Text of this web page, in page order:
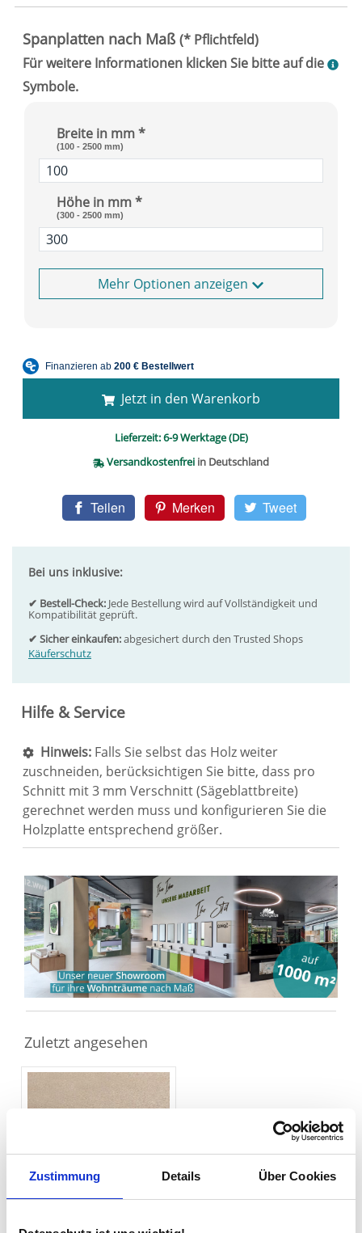
Zustimmung Details Über Cookies
Sie haben gelesen: Spanplatte roh 28 mm kaufen
Hilfe & Service
Hinweis: Falls Sie selbst das Holz weiter
zuschneiden, berücksichtigen Sie bitte, dass pro
Schnitt mit 3 mm Verschnitt (Sägeblattbreite)
gerechnet werden muss und konfigurieren Sie die
Holzplatte entsprechend größer.
Breite in mm *
(100 - 2500 mm)
Höhe in mm *
(300 - 2500 mm)
Optionen anzeigen
Jetzt in den Warenkorb
Lieferzeit:6-9 Werktage (DE)
Versandkostenfrei in Deutschland
Teilen Merken Tweet
Bei uns inklusive:
✔ Bestell-Check: Jede Bestellung wird auf Vollständigkeit und
Kompatibilität geprüft.
✔ Sicher einkaufen:abgesichert durch den Trusted Shops
Käuferschutz
Zuletzt angesehen
Spanplatte roh 28 mm